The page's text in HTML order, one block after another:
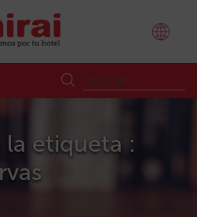
etiqueta :